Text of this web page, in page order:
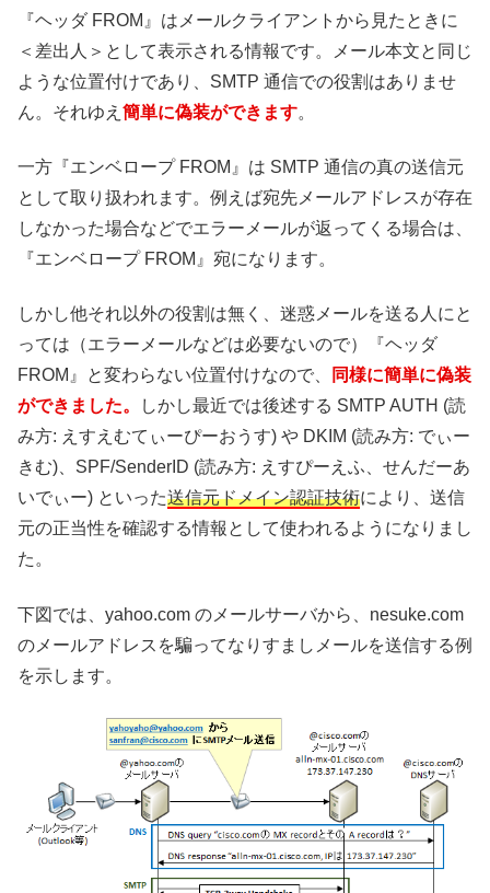
『ヘッダ FROM』はメールクライアントから見たときに
＜差出人＞として表示される情報です。メール本文と同じ
ような位置付けであり、SMTP 通信での役割はありませ
ん。それゆえ 簡単に偽装ができます。
一方『エンベロープ FROM』は SMTP 通信の真の送信元
として取り扱われます。例えば宛先メールアドレスが存在
しなかった場合などでエラーメールが返ってくる場合は、
『エンベロープ FROM』宛になります。
しかし他それ以外の役割は無く、迷惑メールを送る人にと
っては（エラーメールなどは必要ないので）『ヘッダ
FROM』と変わらない位置付けなので、
同様に簡単に偽装
ができました。
しかし最近では後述する SMTP AUTH (読
み方: えすえむてぃーぴーおうす) や DKIM (読み方: でぃー
きむ)、SPF/SenderID (読み方: えすぴーえふ、せんだーあ
いでぃー) といった送信元ドメイン認証技術により、送信
元の正当性を確認する情報として使われるようになりまし
た。
下図では、yahoo.com のメールサーバから、nesuke.com
のメールアドレスを騙ってなりすましメールを送信する例
を示します。